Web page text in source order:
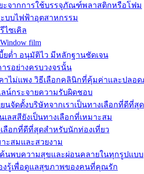
ะจากการใช้บรรจุภัณฑ์พลาสติกหรือโฟม
บบไฟฟ้าอุตสาหกรรม
ไซเคิล
film
ยต่ำ อนุมัติไว มีหลักฐานชัดเจน
รอย่างครบวงจรนั้น
าไม่แพง วิธีเลือกคลินิกที่คุ้มค่าและปลอด
น์กระจายความรับผิดชอบ
นจัดตั้งบริษัทจากเราเป็นทางเลือกที่ดีที่สุด
เลสสียังเป็นทางเลือกที่เหมาะสม
ลือกที่ดีที่สุดสำหรับนักท่องเที่ยว
ะสมและสวยงาม
พบความสุขและผ่อนคลายในทุกรูปแบบ
รู้เพื่อดูแลสุขภาพของคนที่คุณรัก